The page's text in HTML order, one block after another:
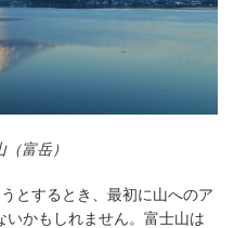
富岳）
とするとき、最初に山へのア
かもしれません。富士山は